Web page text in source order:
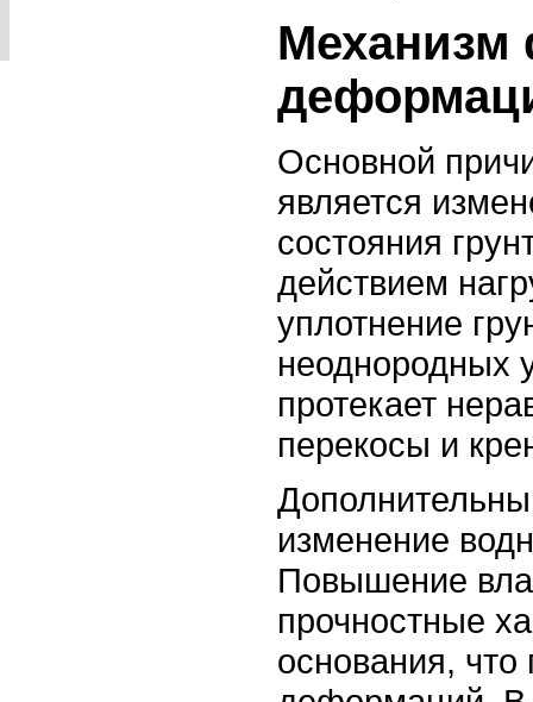
Механизм
Основной
является
состояния
действием
уплотнение
неоднородных
протекает
перекосы и
изменение
Повышение
прочностные
основания,